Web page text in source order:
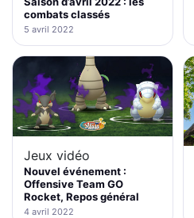
combats classés
5 avril 2022
Jeux vidéo
Nouvel événement :
Offensive Team GO
Rocket, Repos général
4 avril 2022